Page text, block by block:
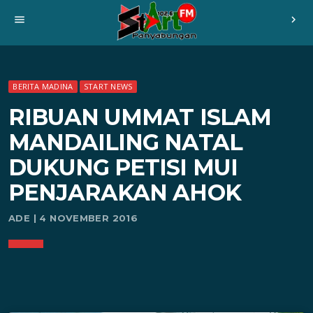
menu chevron_right
BERITA MADINA START NEWS
RIBUAN UMMAT ISLAM
MANDAILING NATAL
DUKUNG PETISI MUI
PENJARAKAN AHOK
ADE | 4 NOVEMBER 2016